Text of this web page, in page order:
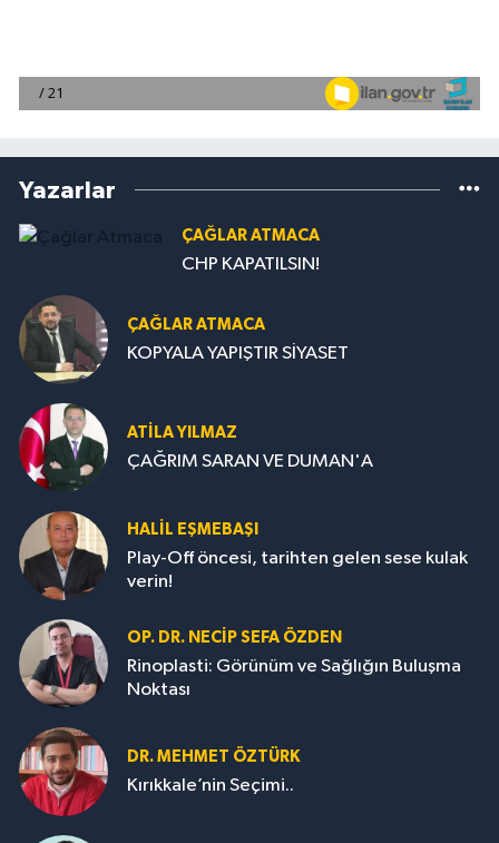
Yazarlar
ÇAĞLAR ATMACA
CHP KAPATILSIN!
ÇAĞLAR ATMACA
KOPYALA YAPIŞTIR SİYASET
ATILA YILMAZ
ÇAĞRIM SARAN VE DUMAN'A
HALIL EŞMEBAŞI
Play-Off öncesi, tarihten gelen sese kulak
verin!
OP. DR. NECIP SEFA ÖZDEN
Rinoplasti: Görünüm ve Sağlığın Buluşma
Noktası
DR. MEHMET ÖZTÜRK
Kırıkkale’nin Seçimi..